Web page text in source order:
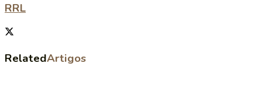
RRL
RelatedArtigos